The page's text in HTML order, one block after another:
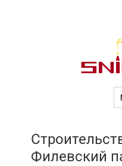
Филевский